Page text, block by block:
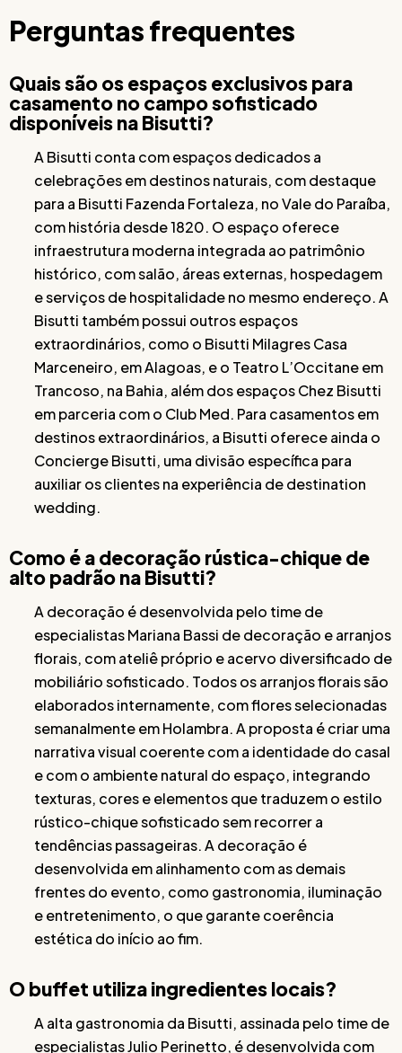
Perguntas frequentes
Quais são os espaços exclusivos para
casamento no campo sofisticado
disponíveis na Bisutti?
A Bisutti conta com espaços dedicados a
celebrações em destinos naturais, com destaque
para a Bisutti Fazenda Fortaleza, no Vale do Paraíba,
com história desde 1820. O espaço oferece
infraestrutura moderna integrada ao patrimônio
histórico, com salão, áreas externas, hospedagem
e serviços de hospitalidade no mesmo endereço. A
Bisutti também possui outros espaços
extraordinários, como o Bisutti Milagres Casa
Marceneiro, em Alagoas, e o Teatro L’Occitane em
Trancoso, na Bahia, além dos espaços Chez Bisutti
em parceria com o Club Med. Para casamentos em
destinos extraordinários, a Bisutti oferece ainda o
Concierge Bisutti, uma divisão específica para
auxiliar os clientes na experiência de destination
wedding.
Como é a decoração rústica-chique de
alto padrão na Bisutti?
A decoração é desenvolvida pelo time de
especialistas Mariana Bassi de decoração e arranjos
florais, com ateliê próprio e acervo diversificado de
mobiliário sofisticado. Todos os arranjos florais são
elaborados internamente, com flores selecionadas
semanalmente em Holambra. A proposta é criar uma
narrativa visual coerente com a identidade do casal
e com o ambiente natural do espaço, integrando
texturas, cores e elementos que traduzem o estilo
rústico-chique sofisticado sem recorrer a
tendências passageiras. A decoração é
desenvolvida em alinhamento com as demais
frentes do evento, como gastronomia, iluminação
e entretenimento, o que garante coerência
estética do início ao fim.
O buffet utiliza ingredientes locais?
A alta gastronomia da Bisutti, assinada pelo time de
especialistas Julio Perinetto, é desenvolvida com